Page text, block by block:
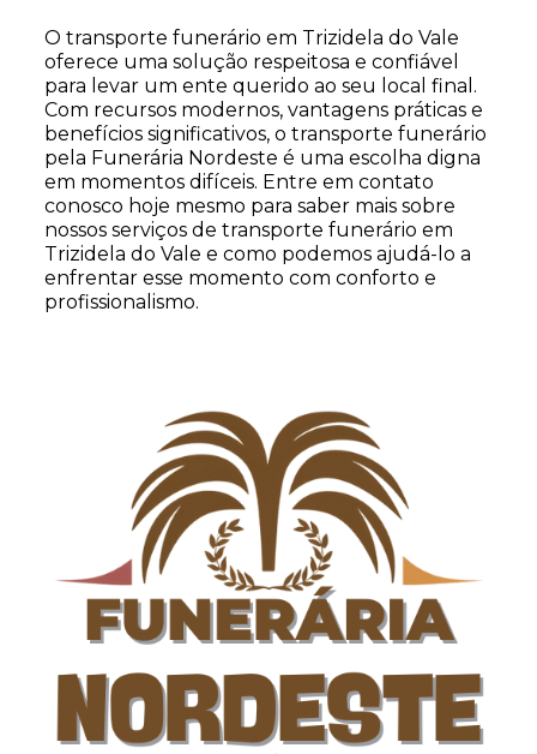
O transporte funerário em Trizidela do Vale
oferece uma solução respeitosa e confiável
para levar um ente querido ao seu local final.
Com recursos modernos, vantagens práticas e
benefícios significativos, o transporte funerário
pela Funerária Nordeste é uma escolha digna
em momentos difíceis. Entre em contato
conosco hoje mesmo para saber mais sobre
nossos serviços de transporte funerário em
Trizidela do Vale e como podemos ajudá-lo a
enfrentar esse momento com conforto e
profissionalismo.